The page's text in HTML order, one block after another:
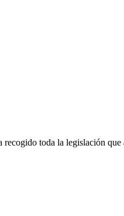
toda la legislación que